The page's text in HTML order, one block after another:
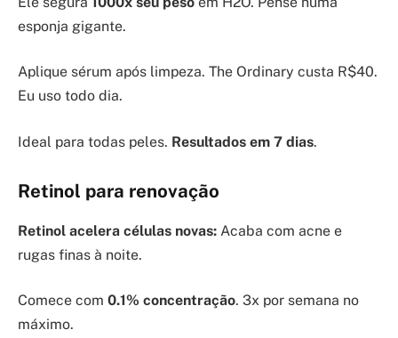
esponja gigante.
Aplique sérum após limpeza. The Ordinary custa R$40.
Eu uso todo dia.
Ideal para todas peles. Resultados em 7 dias.
Retinol para renovação
Retinol acelera células novas: Acaba com acne e
rugas finas à noite.
Comece com 0.1% concentração. 3x por semana no
máximo.